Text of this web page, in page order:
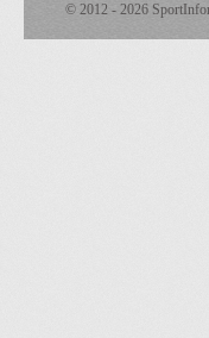
© 2012 - 2026